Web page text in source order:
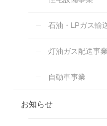
石油・LPガス輸
灯油ガス配送事業
自動車事業
お知らせ